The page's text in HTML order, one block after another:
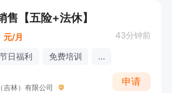
售【五险+法休】
元/月 43分钟前
节日福利 免费培训 ...
吉林）有限公司
申请